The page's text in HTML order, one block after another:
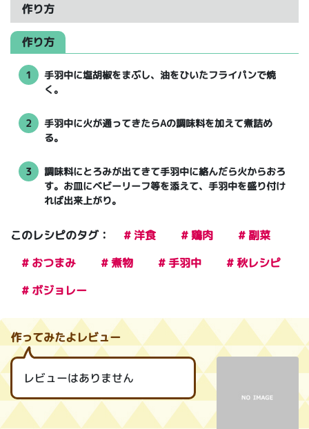
作り方
作り方
1
手羽中に塩胡椒をまぶし、油をひいたフライパンで焼
く。
2
手羽中に火が通ってきたらAの調味料を加えて煮詰め
る。
3
調味料にとろみが出てきて手羽中に絡んだら火からおろ
す。お皿にベビーリーフ等を添えて、手羽中を盛り付け
れば出来上がり。
このレシピのタグ： # 洋食 # 鶏肉
# 副菜
# おつまみ
# 煮物 # 手羽中
# 秋レシピ
# ボジョレー
作ってみたよレビュー
レビューはありません